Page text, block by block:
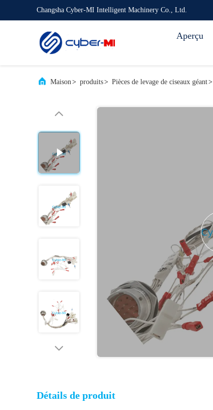
Changsha Cyber-MI Intelligent Machinery Co., Ltd.
Aperçu
Maison> produits> Pièces de levage de ciseaux géant>
Détails de produit